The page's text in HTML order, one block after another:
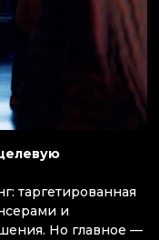
таргетированная
и
Но главное —